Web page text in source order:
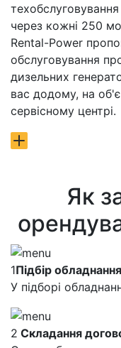
через кожні 250
Rental-Power
обслуговування
дизельних
вас додому, на
сервісному центрі.
Як
1Підбір обладнання
У підборі
2 Складання